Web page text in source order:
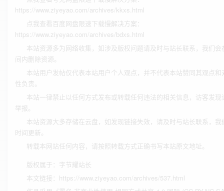
https://www.ziyeyao.com/archives/kkxs.html
点我查看百度网盘限速下载慢解决方案：
https://www.ziyeyao.com/archives/bdxs.html
本站资源多为网络收集，如涉及版权问题请及时与站长联系，我们会
间内删除资源。
本站用户发帖仅代表本站用户个人观点，并不代表本站赞同其观点和
性负责。
本站一律禁止以任何方式发布或转载任何违法的相关信息，访客发现
举报。
本站资源大多存储在云盘，如发现链接失效，请及时与站长联系，我
时间更新。
转载本网站任何内容，请按照转载方式正确书写本站原文地址。
版权属于： 字节耀站长
本文链接： https://www.ziyeyao.com/archives/537.html